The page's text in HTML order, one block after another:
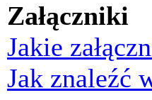
Załączniki
Jakie
Jak znaleźć